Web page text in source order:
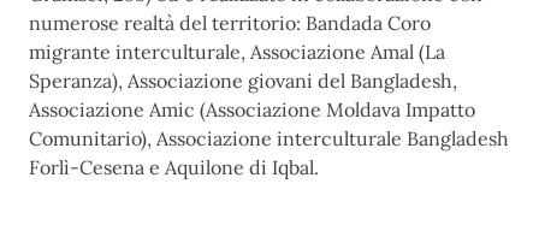
numerose realtà del territorio: Bandada Coro
migrante interculturale, Associazione Amal (La
Speranza), Associazione giovani del Bangladesh,
Associazione Amic (Associazione Moldava Impatto
Comunitario), Associazione interculturale Bangladesh
Forlì-Cesena e Aquilone di Iqbal.